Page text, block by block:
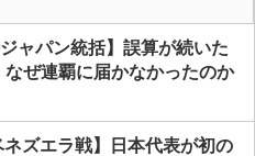
ャパン統括】誤算が続いた
ぜ連覇に届かなかったのか
ネズエラ戦】日本代表が初の